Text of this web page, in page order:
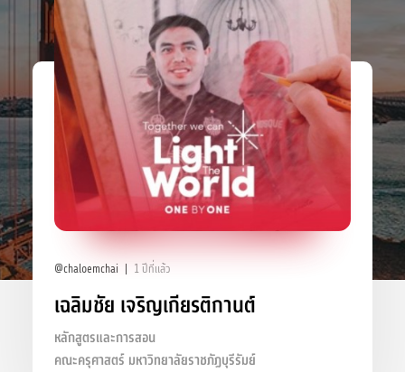
@chaloemchai 1 ปีที่แล้ว
เฉลิมชัย เจริญเกียรติกานต์
หลักสูตรและการสอน
คณะครุศาสตร์ มหาวิทยาลัยราชภัฏบุรีรัมย์